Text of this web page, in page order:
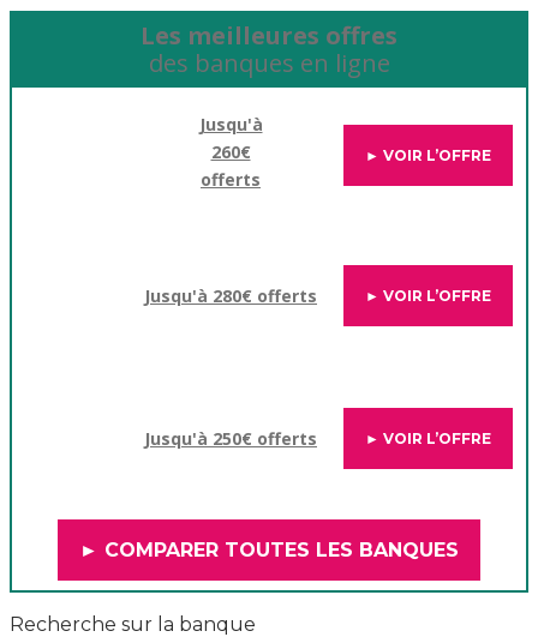
Les meilleures offres
des banques en ligne
Jusqu'à
260€
offerts
► VOIR L’OFFRE
Jusqu'à 280€ offerts ► VOIR L’OFFRE
Jusqu'à 250€ offerts ► VOIR L’OFFRE
► COMPARER TOUTES LES BANQUES
Recherche sur la banque